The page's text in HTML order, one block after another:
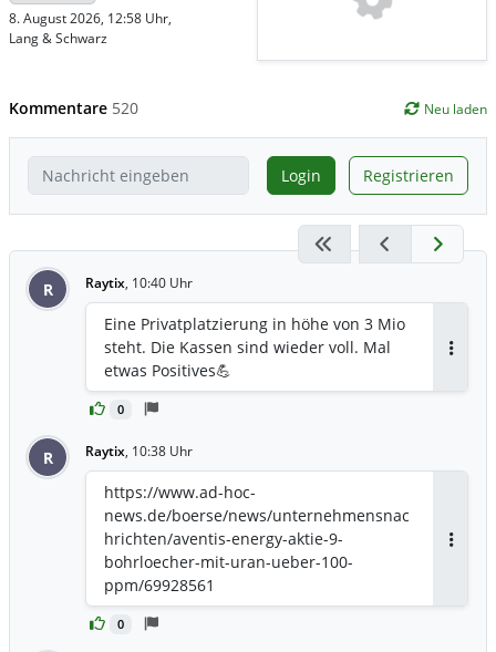
8. August 2026, 12:58 Uhr,
Lang & Schwarz
Kommentare 520 Neu laden
Login Registrieren
R Raytix, 10:40 Uhr
0
Eine Privatplatzierung in höhe von 3 Mio
steht. Die Kassen sind wieder voll. Mal
etwas Positives💪
R Raytix, 10:38 Uhr
0
https://www.ad-hoc-
news.de/boerse/news/unternehmensnac
hrichten/aventis-energy-aktie-9-
bohrloecher-mit-uran-ueber-100-
ppm/69928561